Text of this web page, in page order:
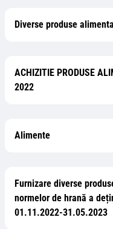
Diverse produse
ACHIZITIE PRODUSE
2022
Alimente
Furnizare diverse
normelor de hrană a
01.11.2022-31.05.2023